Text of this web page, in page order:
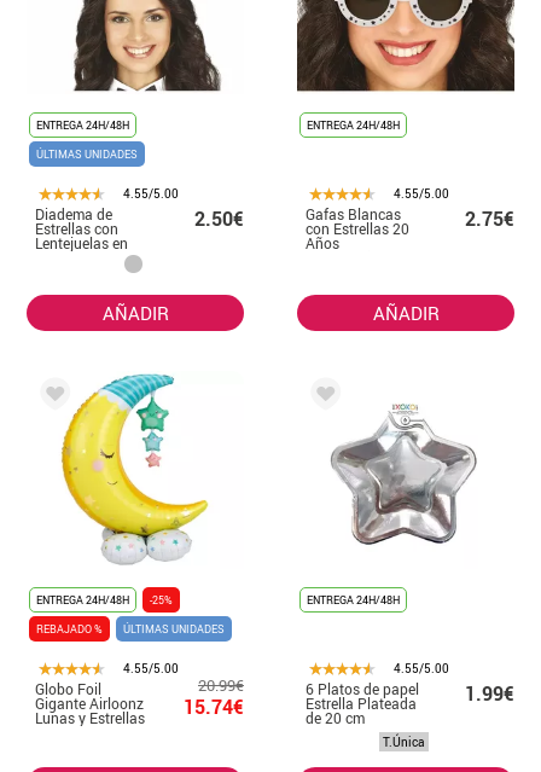
ENTREGA 24H/48H
ÚLTIMAS UNIDADES
4.55/5.00
Diadema de
Estrellas con
Lentejuelas en
dos colores
2.50€
AÑADIR
ENTREGA 24H/48H
4.55/5.00
Gafas Blancas
con Estrellas 20
Años
2.75€
AÑADIR
ENTREGA 24H/48H
-25%
REBAJADO %
ÚLTIMAS UNIDADES
4.55/5.00
Globo Foil
Gigante Airloonz
Lunas y Estrellas
101x139 cm
20.99€
15.74€
ENTREGA 24H/48H
4.55/5.00
6 Platos de papel
Estrella Plateada
de 20 cm
1.99€
T.Única